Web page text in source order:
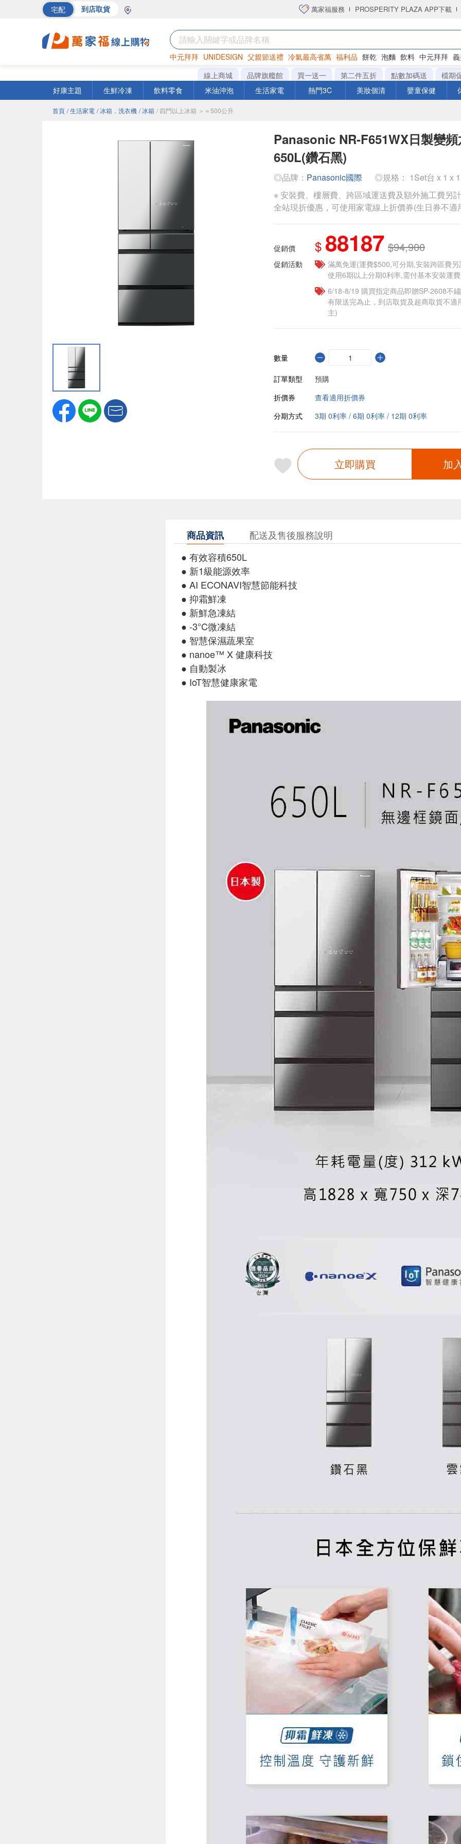
宅配 到店取貨 萬家福服務 PROSPERITY PLAZA APP下載
中元拜拜 UNIDESIGN 父親節送禮 冷氣最高省萬 福利品 餅乾 泡麵 飲料 中元拜拜
巧克力 罐頭 衛生紙
線上商城 品牌旗艦館 買一送一 第二件五折 點數加碼送
檔期
好康主題
生鮮冷凍 飲料零食 米油沖泡 生活家電 熱門3C 美妝個清 嬰童保健
首頁 / 生活家電 / 冰箱．洗衣機 / 冰箱 / 四門以上冰箱 ＞＝500公升
Panasonic NR-F651WX日製變
650L(鑽石黑)
◎品牌： Panasonic國際
◎規格： 1Set台 x 1 x
※ 安裝費、樓層費、跨區域運送費及額外施工費另
全站現折優惠，可使用家電線上折價券(生日券不適
促銷價 $ 88187 $94,900
促銷活動
滿萬免運(運費$500,可分期,安裝跨區費
使用6期以上分期0利率,需付基本安裝運
6/18-8/19 購買指定商品即贈SP-2608不
有限送完為止，到店取貨及超商取貨不適
主)​
數量
訂單類型
預購
折價券
查看適用折價券
分期方式
3期 0利率 / 6期 0利率 / 12期 0利率
立即購買 加
商品資訊
配送及售後服務說明
● 有效容積650L
● 新1級能源效率
● AI ECONAVI智慧節能科技
● 抑霜鮮凍
● 新鮮急凍結
● -3°C微凍結
● 智慧保濕蔬果室
● nanoe™ X 健康科技
● 自動製冰
● IoT智慧健康家電